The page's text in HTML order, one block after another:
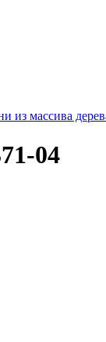
из массива
04